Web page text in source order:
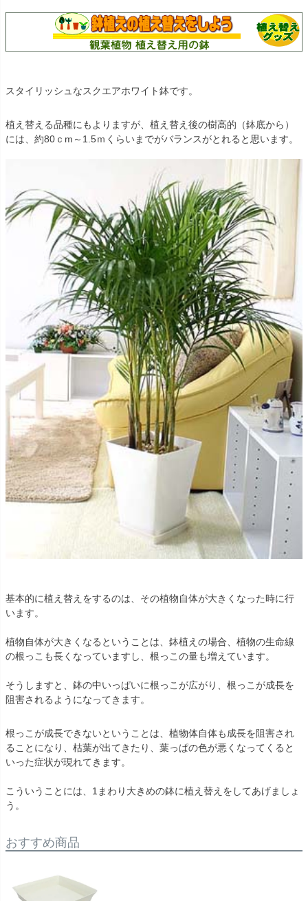
スタイリッシュなスクエアホワイト鉢です。
植え替える品種にもよりますが、植え替え後の樹高的（鉢底から）
には、約80ｃm～1.5ｍくらいまでがバランスがとれると思います。
基本的に植え替えをするのは、その植物自体が大きくなった時に行
います。
植物自体が大きくなるということは、鉢植えの場合、植物の生命線
の根っこも長くなっていますし、根っこの量も増えています。
そうしますと、鉢の中いっぱいに根っこが広がり、根っこが成長を
阻害されるようになってきます。
根っこが成長できないということは、植物体自体も成長を阻害され
ることになり、枯葉が出てきたり、葉っぱの色が悪くなってくると
いった症状が現れてきます。
こういうことには、1まわり大きめの鉢に植え替えをしてあげましょ
う。
おすすめ商品